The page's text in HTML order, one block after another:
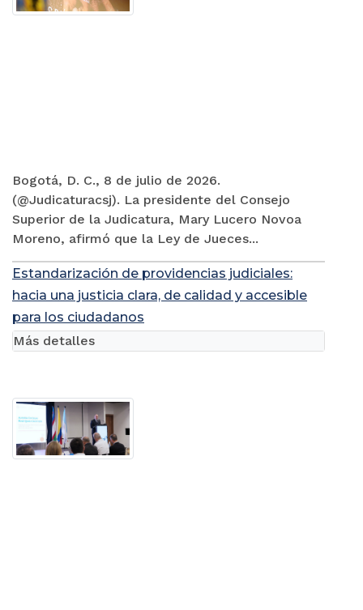
Bogotá, D. C., 8 de julio de 2026.
(@Judicaturacsj). La presidente del Consejo
Superior de la Judicatura, Mary Lucero Novoa
Moreno, afirmó que la Ley de Jueces...
Estandarización de providencias judiciales:
hacia una justicia clara, de calidad y accesible
para los ciudadanos
Más detalles